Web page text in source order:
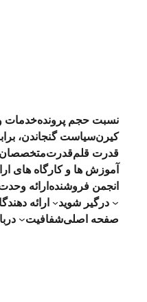
خدماتنسبت حجم پرونده
سیاست گنجاندن،کیرن
قدرتقدرت قلم
آموزش ها و کارگاه های
ارائهانجمن فروشنده
ارائه
درگیر شوید
شفافیتصفحه اصلی